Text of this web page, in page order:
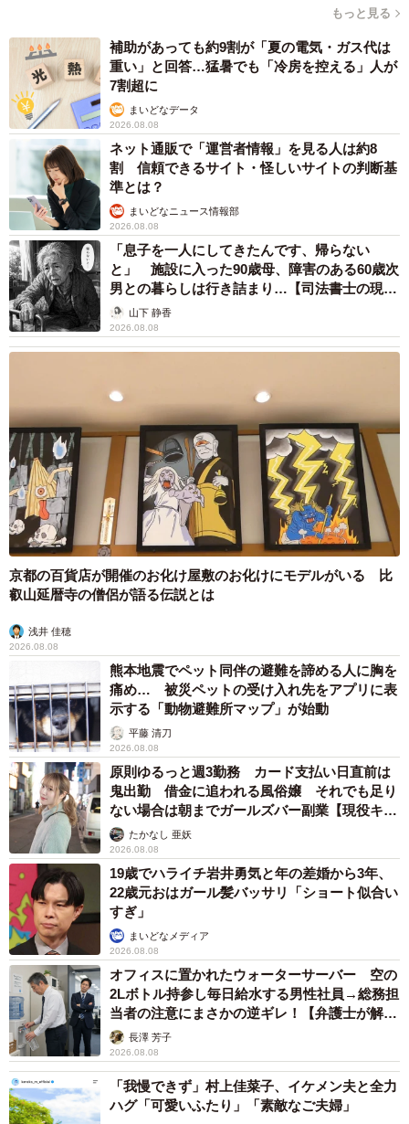
もっと見る
補助があっても約9割が「夏の電気・ガス代は
重い」と回答…猛暑でも「冷房を控える」人が
7割超に
まいどなデータ
2026.08.08
ネット通販で「運営者情報」を見る人は約8
割 信頼できるサイト・怪しいサイトの判断基
準とは？
まいどなニュース情報部
2026.08.08
「息子を一人にしてきたんです、帰らない
と」 施設に入った90歳母、障害のある60歳次
男との暮らしは行き詰まり…【司法書士の現場
から】山下 静香
2026.08.08
京都の百貨店が開催のお化け屋敷のお化けにモデルがいる 比
叡山延暦寺の僧侶が語る伝説とは
浅井 佳穂
2026.08.08
熊本地震でペット同伴の避難を諦める人に胸を
痛め… 被災ペットの受け入れ先をアプリに表
示する「動物避難所マップ」が始動
平藤 清刀
2026.08.08
原則ゆるっと週3勤務 カード支払い日直前は
鬼出勤 借金に追われる風俗嬢 それでも足り
ない場合は朝までガールズバー副業【現役キャ
ストに取材】
たかなし 亜妖
2026.08.08
19歳でハライチ岩井勇気と年の差婚から3年、
22歳元おはガール髪バッサリ「ショート似合い
すぎ」
まいどなメディア
2026.08.08
オフィスに置かれたウォーターサーバー 空の
2Lボトル持参し毎日給水する男性社員→総務担
当者の注意にまさかの逆ギレ！【弁護士が解
説】長澤 芳子
2026.08.08
「我慢できず」村上佳菜子、イケメン夫と全力
ハグ「可愛いふたり」「素敵なご夫婦」